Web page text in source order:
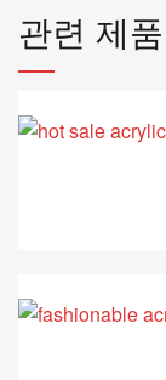
관련 제품